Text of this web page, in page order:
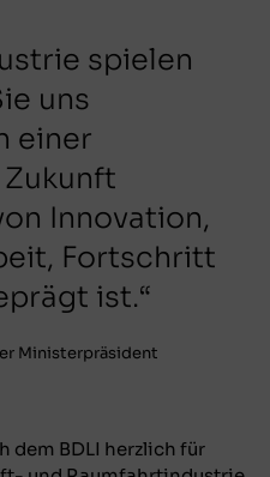
spielen
uns
einer
Innovation,
Fortschritt
ist.“
Ministerpräsident
dem BDLI herzlich für